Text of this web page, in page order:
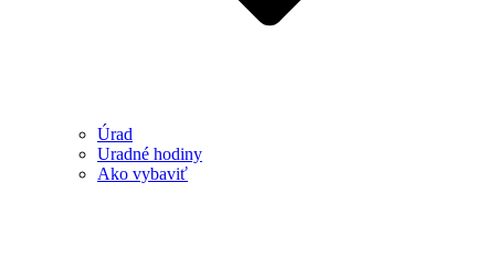
Úrad
Uradné hodiny
Ako vybaviť